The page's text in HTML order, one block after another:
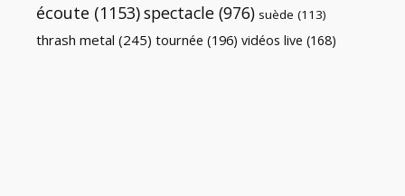
écoute (1153)spectacle (976) suède (113)
thrash metal (245) tournée (196) vidéos live (168)